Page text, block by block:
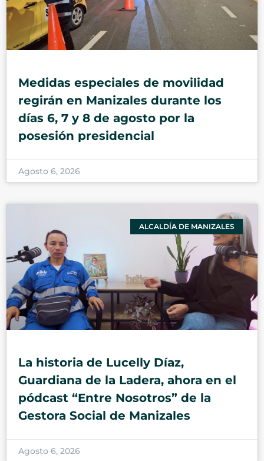
Medidas especiales de movilidad
regirán en Manizales durante los
días 6, 7 y 8 de agosto por la
posesión presidencial
Agosto 6, 2026
ALCALDÍA DE MANIZALES
La historia de Lucelly Díaz,
Guardiana de la Ladera, ahora en el
pódcast “Entre Nosotros” de la
Gestora Social de Manizales
Agosto 6, 2026